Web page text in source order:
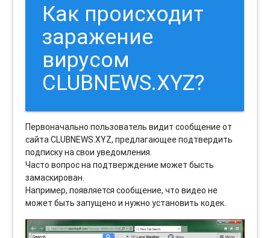
Как происходит
заражение
вирусом
CLUBNEWS.XYZ?
Первоначально пользователь видит сообщение от
сайта CLUBNEWS.XYZ, предлагающее подтвердить
подписку на свои уведомления.
Часто вопрос на подтверждение может бысть
замаскирован.
Например, появляется сообщение, что видео не
может быть запущено и нужно установить кодек.